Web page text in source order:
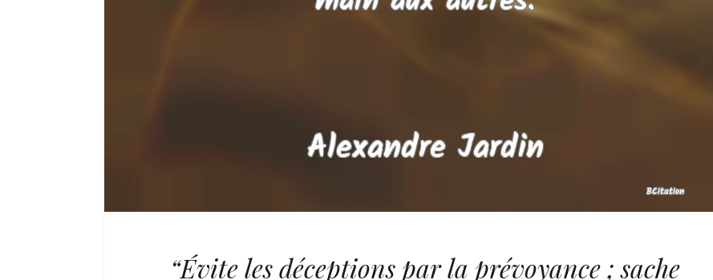
“Évite les déceptions par la prévoyance ; sache